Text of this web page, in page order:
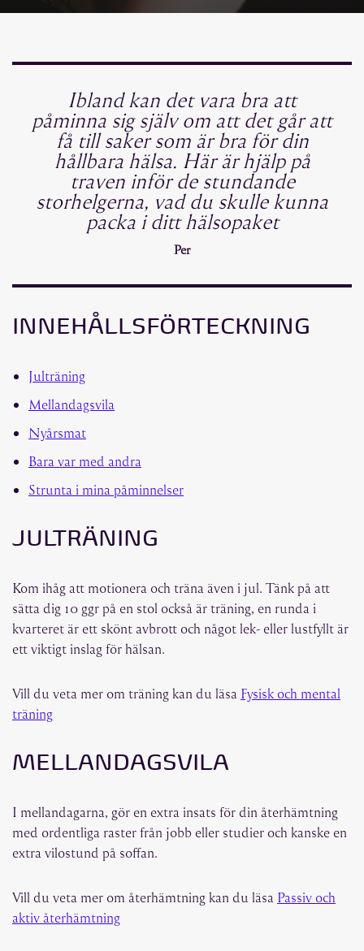
Ibland kan det vara bra att
påminna sig själv om att det går att
få till saker som är bra för din
hållbara hälsa. Här är hjälp på
traven inför de stundande
storhelgerna, vad du skulle kunna
packa i ditt hälsopaket
Per
INNEHÅLLSFÖRTECKNING
Julträning
Mellandagsvila
Nyårsmat
Bara var med andra
Strunta i mina påminnelser
JULTRÄNING
Kom ihåg att motionera och träna även i jul. Tänk på att
sätta dig 10 ggr på en stol också är träning, en runda i
kvarteret är ett skönt avbrott och något lek- eller lustfyllt är
ett viktigt inslag för hälsan.
Vill du veta mer om träning kan du läsa Fysisk och mental
träning
MELLANDAGSVILA
I mellandagarna, gör en extra insats för din återhämtning
med ordentliga raster från jobb eller studier och kanske en
extra vilostund på soffan.
Vill du veta mer om återhämtning kan du läsa Passiv och
aktiv återhämtning